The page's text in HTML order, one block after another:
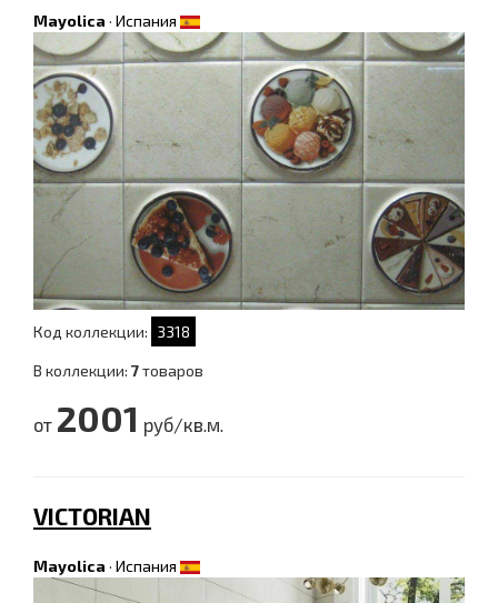
Mayolica · Испания
Код коллекции: 3318
В коллекции: 7товаров
от 2001 руб/кв.м.
VICTORIAN
Mayolica · Испания